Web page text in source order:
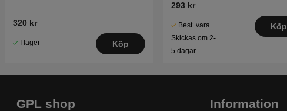
320 kr
I lager Köp
293 kr
Best. vara.
Skickas om 2-
5 dagar
Köp
GPL shop Information